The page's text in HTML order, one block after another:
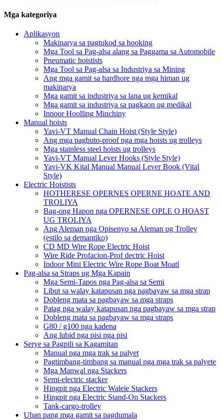
Mga kategoriya
Aplikasyon
Makinarya sa pagtukod sa hooking
Mga Tool sa Pag-alsa alang sa Paggama sa Automobile
Pneumatic hoistists
Mga Tool sa Pag-alsa sa Industriya sa Mining
Ang mga gamit sa hardhore nga mga himan ug
makinarya
Mga gamit sa industriya sa lana ug kemikal
Mga gamit sa industriya sa pagkaon ug medikal
Innoor Hoolling Minchiny
Manual hoists
Yavi-VT Manual Chain Hoist (Style Style)
Ang mga pagbuto-proof nga mga hoists ug trolleys
Mga stainless steel hoists ug trolleys
Yavi-VT Manual Lever Hooks (Style Style)
Yavi-VK Kital Manual Manual Lever Book (Vital
Style)
Electric Hoistists
HOTHERESE OPERNES OPERNE HOATE AND
TROLIYA
Bag-ong Hapon nga OPERNESE OPLE O HOAST
UG TROLIYA
Ang Aleman nga Opisenyo sa Aleman ug Trolley
(estilo sa demantiko)
CD MD Wire Rope Electric Hoist
Wire Ride Profacion-Prof dectric Hoist
Indoor Mini Electric Wire Rope Boat Moatl
Pag-alsa sa Straps ug Mga Kapain
Mga Semi-Tapos nga Pag-alsa sa Semi
Libut sa walay katapusan nga pagbayaw sa mga strap
Dobleng mata sa pagbayaw sa mga straps
Patag nga walay katapusan nga pagbayaw sa mga strap
Dobleng mata sa pagbayaw sa mga straps
G80 / g100 nga kadena
Ang lubid nga pisi nga pisi
Serye sa Pagpili sa Kagamitan
Manual nga mga trak sa palyet
Pagtimbang-timbang sa manual nga mga trak sa palyete
Mga Manwal nga Stackers
Semi-electric stacker
Hingpit nga Electric Waleie Stackers
Hingpit nga Electric Stand-On Stackers
Tank-cargo-trolley
Uban pang mga gamit sa pagdumala